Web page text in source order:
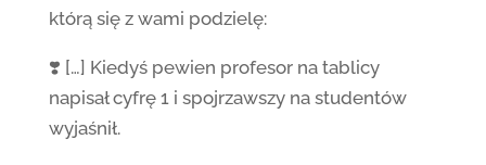
którą się z wami podzielę:
❣️ […] Kiedyś pewien profesor na tablicy
napisał cyfrę 1 i spojrzawszy na studentów
wyjaśnił.